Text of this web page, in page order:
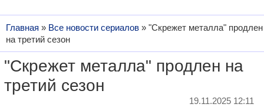
Главная » Все новости сериалов » "Скрежет металла" продлен
на третий сезон
"Скрежет металла" продлен на
третий сезон
19.11.2025 12:11